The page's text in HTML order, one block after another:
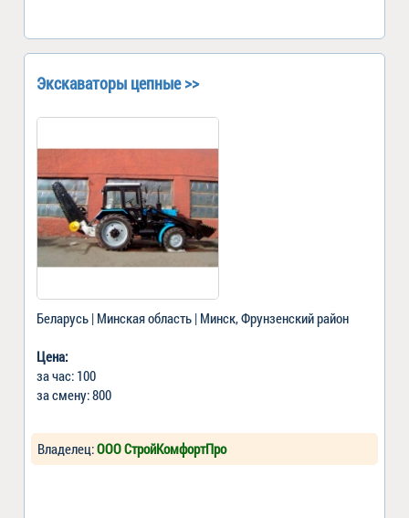
Экскаваторы цепные >>
Беларусь | Минская область | Минск, Фрунзенский район
Цена:
за час: 100
за смену: 800
Владелец:ООО СтройКомфортПро